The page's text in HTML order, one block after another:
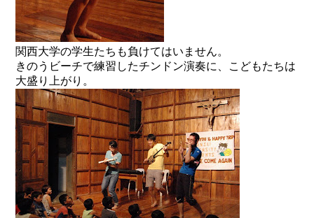
関西大学の学生たちも負けてはいません。
きのうビーチで練習したチンドン演奏に、こどもたちは
大盛り上がり。